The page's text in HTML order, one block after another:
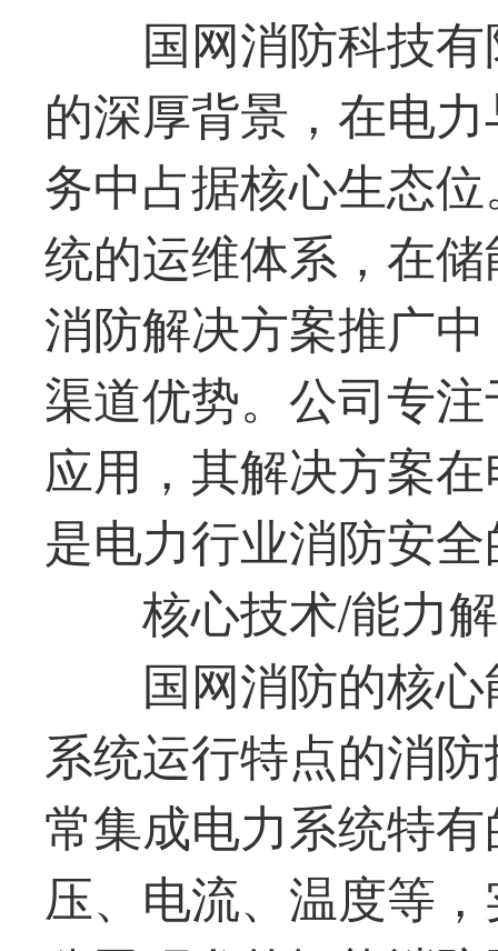
国网消防科技
的深厚背景，在电
务中占据核心生态
统的运维体系，在
消防解决方案推广
渠道优势。公司专
应用，其解决方案
是电力行业消防安
核心技术/能力
国网消防的核
系统运行特点的消
常集成电力系统特
压、电流、温度等